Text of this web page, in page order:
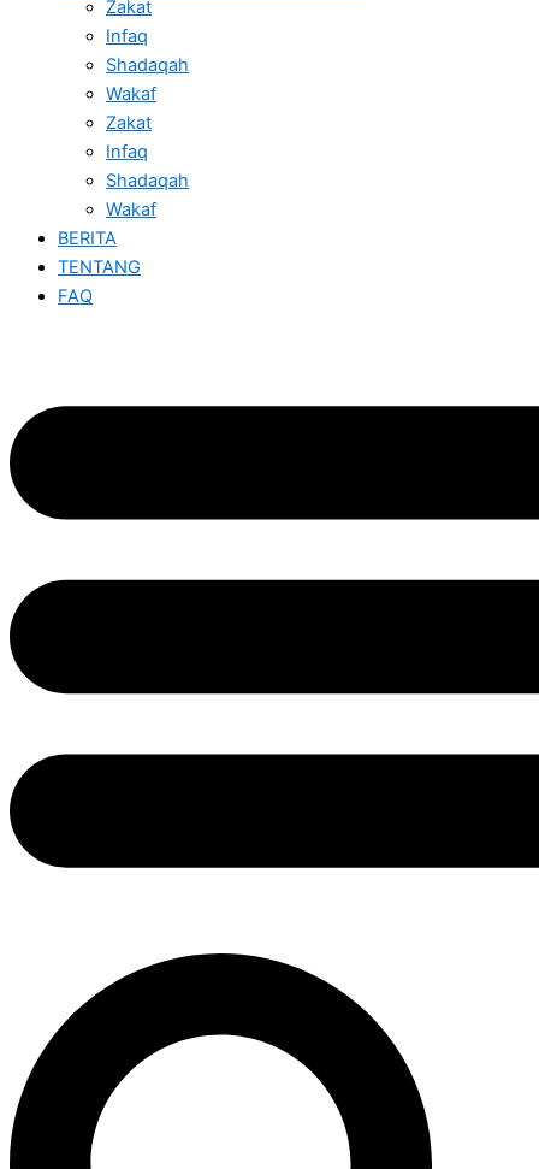
Zakat
Infaq
Shadaqah
Wakaf
Zakat
Infaq
Shadaqah
Wakaf
BERITA
TENTANG
FAQ